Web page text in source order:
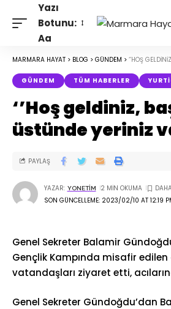
Yazı
Botunu:
Aa
MARMARA HAYAT > BLOG > GÜNDEM > ‘’HOŞ
GÜNDEM TÜM HABERLER
‘’Hoş geldiniz,
üstünde yeriniz
SON GÜNCELLEME: 2023/02/10 AT 12:19
YAZAR: YONETIM 2 MIN OKUMA
PAYLAŞ
Genel Sekreter Balamir
Gençlik Kampında misafir
vatandaşları ziyaret etti,
Genel Sekreter Gündoğdu’dan